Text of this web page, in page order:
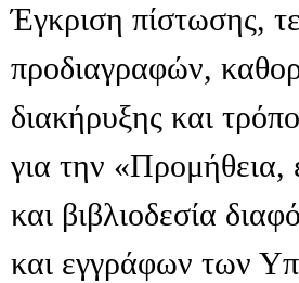
Έγκριση πίστωσης,
προδιαγραφών,
διακήρυξης και
για την «Προμήθεια,
και βιβλιοδεσία
και εγγράφων των